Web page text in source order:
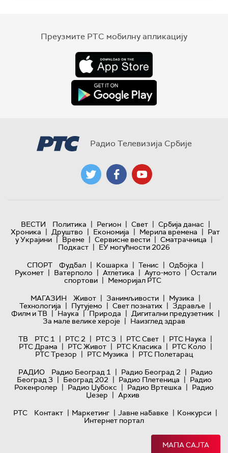
Преузмите РТС мобилну апликацију
Радио Телевизија Србије
ВЕСТИ Политика | Регион | Свет | Србија данас |
Хроника | Друштво | Економија | Мерила времена | Рат
у Украјини | Време | Сервисне вести | Сматрачница |
Подкаст | ЕУ могућности 2026
СПОРТ
Фудбал | Кошарка | Тенис | Одбојка |
Рукомет | Ватерполо | Атлетика | Ауто-мото | Остали
спортови | Меморијал РТС
МАГАЗИН
Живот | Занимљивости | Музика |
Технологијa | Путујемо | Свет познатих | Здравље |
Филм и ТВ | Наука | Природа | Дигитални предузетник |
За мале велике хероје | Наизглед здрав
ТВ
РТС 1 | РТС 2 | РТС 3 | РТС Свет | РТС Наука |
РТС Драма | РТС Живот | РТС Класика | РТС Коло |
РТС Трезор | РТС Музика | РТС Полетарац
РАДИО
Радио Београд 1 | Радио Београд 2 | Радио
Београд 3 | Београд 202 | Радио Плетеница | Радио
Рокенролер | Радио Џубокс | Радио Вртешка | Радио
Џезер | Архив
РТС
Контакт | Маркетинг | Јавне набавке | Конкурси |
Интернет портал
МАПА САЈТА